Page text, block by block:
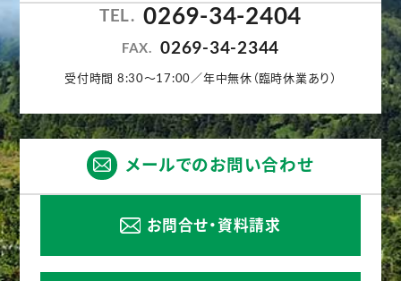
TEL. 0269-34-2404
FAX. 0269-34-2344
受付時間 8:30〜17:00／年中無休（臨時休業あり）
メールでのお問い合わせ
お問合せ・資料請求